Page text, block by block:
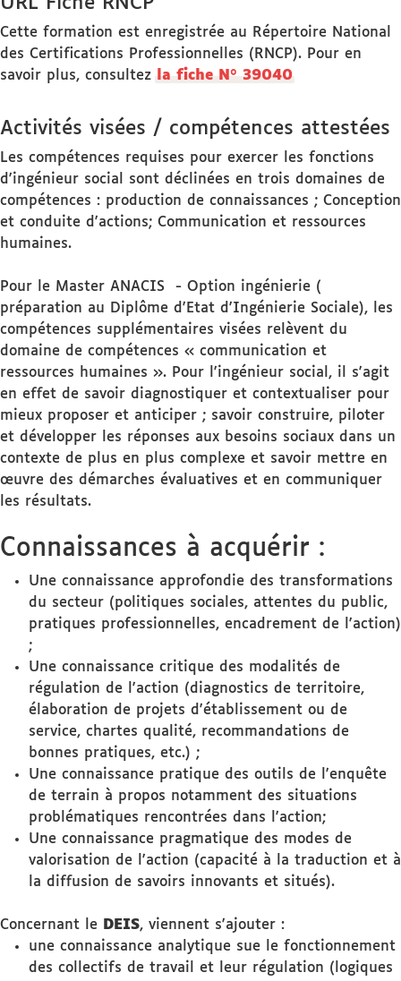
URL Fiche RNCP
Cette formation est enregistrée au Répertoire National
des Certifications Professionnelles (RNCP). Pour en
savoir plus, consultez la fiche N° 39040
Activités visées / compétences attestées
Les compétences requises pour exercer les fonctions
d'ingénieur social sont déclinées en trois domaines de
compétences : production de connaissances ; Conception
et conduite d'actions; Communication et ressources
humaines.
Pour le Master ANACIS - Option ingénierie (
préparation au Diplôme d'Etat d'Ingénierie Sociale), les
compétences supplémentaires visées relèvent du
domaine de compétences « communication et
ressources humaines ». Pour l'ingénieur social, il s'agit
en effet de savoir diagnostiquer et contextualiser pour
mieux proposer et anticiper ; savoir construire, piloter
et développer les réponses aux besoins sociaux dans un
contexte de plus en plus complexe et savoir mettre en
œuvre des démarches évaluatives et en communiquer
les résultats.
Connaissances à acquérir :
Une connaissance approfondie des transformations
du secteur (politiques sociales, attentes du public,
pratiques professionnelles, encadrement de l'action)
;
Une connaissance critique des modalités de
régulation de l'action (diagnostics de territoire,
élaboration de projets d'établissement ou de
service, chartes qualité, recommandations de
bonnes pratiques, etc.) ;
Une connaissance pratique des outils de l'enquête
de terrain à propos notamment des situations
problématiques rencontrées dans l'action;
Une connaissance pragmatique des modes de
valorisation de l'action (capacité à la traduction et à
la diffusion de savoirs innovants et situés).
Concernant le DEIS, viennent s'ajouter :
une connaissance analytique sue le fonctionnement
des collectifs de travail et leur régulation (logiques